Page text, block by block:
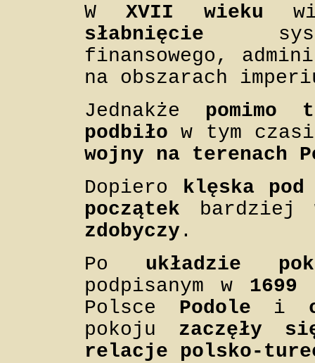
WXVII wieku
słabnięcie
finansowego,
na obszarach
Jednakże pomimo
podbiło w tym
wojny na terenach
Dopiero klęska pod
początek bardziej
zdobyczy .
Po układzie
podpisanym w
Polsce Podole i
pokoju zaczęły
relacje polsko-